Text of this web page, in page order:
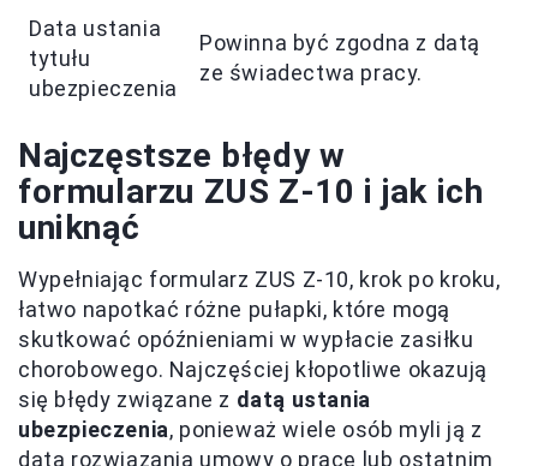
Data ustania
tytułu
ubezpieczenia
Powinna być zgodna z datą
ze świadectwa pracy.
Najczęstsze błędy w
formularzu ZUS Z-10 i jak ich
uniknąć
Wypełniając formularz ZUS Z-10, krok po kroku,
łatwo napotkać różne pułapki, które mogą
skutkować opóźnieniami w wypłacie zasiłku
chorobowego. Najczęściej kłopotliwe okazują
się błędy związane z datą ustania
ubezpieczenia, ponieważ wiele osób myli ją z
datą rozwiązania umowy o pracę lub ostatnim